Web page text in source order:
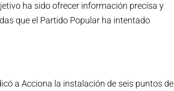
ha sido ofrecer información precisa y
que el Partido Popular ha intentado
a Acciona la instalación de seis puntos de